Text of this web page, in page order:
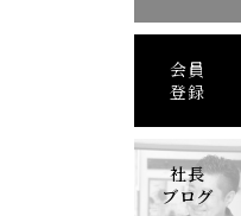
会員
登録
社長
ブログ